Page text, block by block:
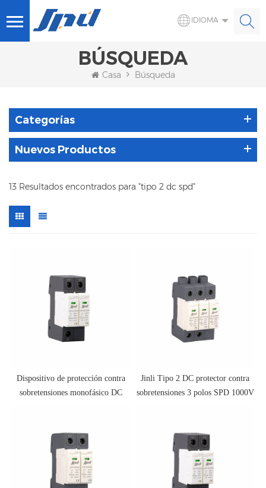
IDIOMA
BÚSQUEDA
Casa Búsqueda
Categorías
Nuevos Productos
13 Resultados encontrados para "tipo 2 dc spd"
Dispositivo de protección contra
sobretensiones monofásico DC
Jinli Tipo 2 DC protector contra
sobretensiones 3 polos SPD 1000V